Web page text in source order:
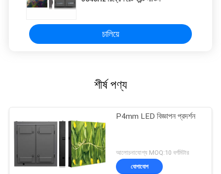
চালিয়ে
শীর্ষ পণ্য
P4mm LED বিজ্ঞাপন প্রদর্শন
আলোচনাযোগ্য MOQ:10 বর্গমিটার
যোগাযোগ